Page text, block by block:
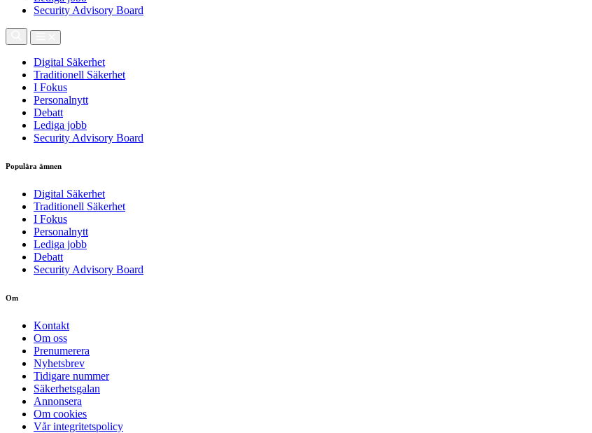
Security Advisory Board
Digital Säkerhet
Traditionell Säkerhet
I Fokus
Personalnytt
Debatt
Lediga jobb
Security Advisory Board
Populära ämnen
Digital Säkerhet
Traditionell Säkerhet
I Fokus
Personalnytt
Lediga jobb
Debatt
Security Advisory Board
Om
Kontakt
Om oss
Prenumerera
Nyhetsbrev
Tidigare nummer
Säkerhetsgalan
Annonsera
Om cookies
Vår integritetspolicy